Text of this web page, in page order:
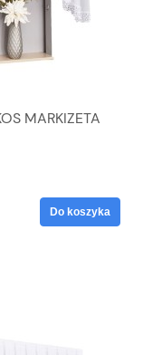
MARKIZETA
Do koszyka